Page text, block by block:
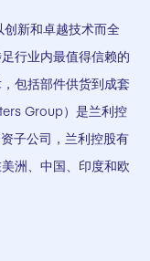
创新和卓越技术而全
行业内最值得信赖的
包括部件供货到成套
Group）是兰利控
子公司，兰利控股有
洲、中国、印度和欧